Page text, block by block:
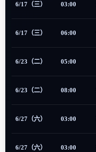
6/17（三） 03:00
6/17（三） 06:00
6/23（二） 05:00
6/23（二） 08:00
6/27（六） 03:00
6/27（六） 03:00